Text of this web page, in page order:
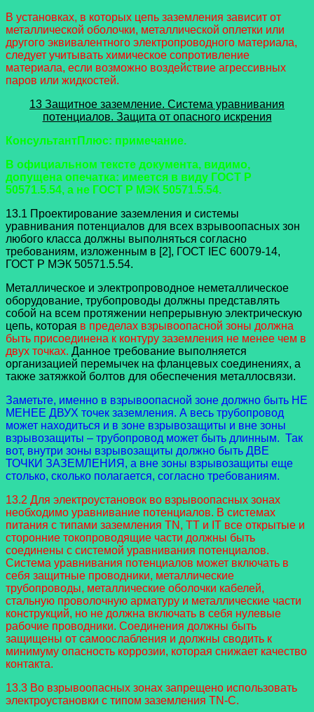
В установках, в которых цепь заземления зависит от
металлической оболочки, металлической оплетки или
другого эквивалентного электропроводного материала,
следует учитывать химическое сопротивление
материала, если возможно воздействие агрессивных
паров или жидкостей.
13 Защитное заземление. Система уравнивания
потенциалов. Защита от опасного искрения
КонсультантПлюс: примечание.
В официальном тексте документа, видимо,
допущена опечатка: имеется в виду ГОСТ Р
50571.5.54, а не ГОСТ Р МЭК 50571.5.54.
13.1 Проектирование заземления и системы
уравнивания потенциалов для всех взрывоопасных зон
любого класса должны выполняться согласно
требованиям, изложенным в [2], ГОСТ IEC 60079-14,
ГОСТ Р МЭК 50571.5.54.
Металлическое и электропроводное неметаллическое
оборудование, трубопроводы должны представлять
собой на всем протяжении непрерывную электрическую
цепь, которая в пределах взрывоопасной зоны должна
быть присоединена к контуру заземления не менее чем в
двух точках. Данное требование выполняется
организацией перемычек на фланцевых соединениях, а
также затяжкой болтов для обеспечения металлосвязи.
Заметьте, именно в взрывоопасной зоне должно быть НЕ
МЕНЕЕ ДВУХ точек заземления. А весь трубопровод
может находиться и в зоне взрывозащиты и вне зоны
взрывозащиты – трубопровод может быть длинным. Так
вот, внутри зоны взрывозащиты должно быть ДВЕ
ТОЧКИ ЗАЗЕМЛЕНИЯ, а вне зоны взрывозащиты еще
столько, сколько полагается, согласно требованиям.
13.2 Для электроустановок во взрывоопасных зонах
необходимо уравнивание потенциалов. В системах
питания с типами заземления TN, TT и IT все открытые и
сторонние токопроводящие части должны быть
соединены с системой уравнивания потенциалов.
Система уравнивания потенциалов может включать в
себя защитные проводники, металлические
трубопроводы, металлические оболочки кабелей,
стальную проволочную арматуру и металлические части
конструкций, но не должна включать в себя нулевые
рабочие проводники. Соединения должны быть
защищены от самоослабления и должны сводить к
минимуму опасность коррозии, которая снижает качество
контакта.
13.3 Во взрывоопасных зонах запрещено использовать
электроустановки с типом заземления TN-C.